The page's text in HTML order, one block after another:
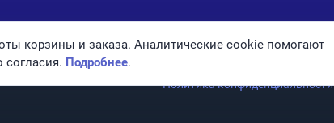
Политика конфиденциальности
корзины и заказа. Аналитические cookie помогают
согласия. Подробнее.